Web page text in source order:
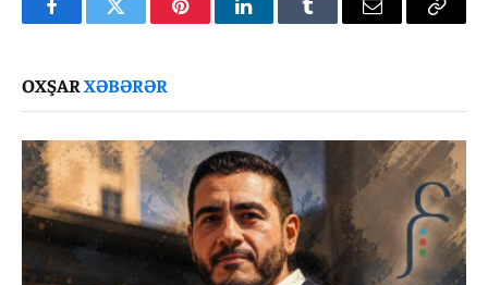
FacebookTwitter PinterestLinkedInTumblr Email
Copy
OXŞARXƏBƏRƏR